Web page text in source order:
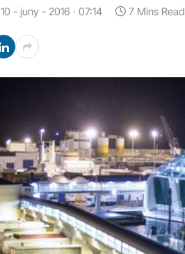
10 - juny - 2016 · 07:14 7 Mins Read